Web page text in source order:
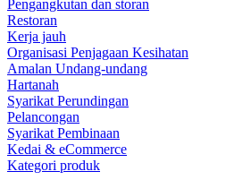
Pengangkutan dan storan
Restoran
Kerja jauh
Organisasi Penjagaan Kesihatan
Amalan Undang-undang
Hartanah
Syarikat Perundingan
Pelancongan
Syarikat Pembinaan
Kedai & eCommerce
Kategori produk